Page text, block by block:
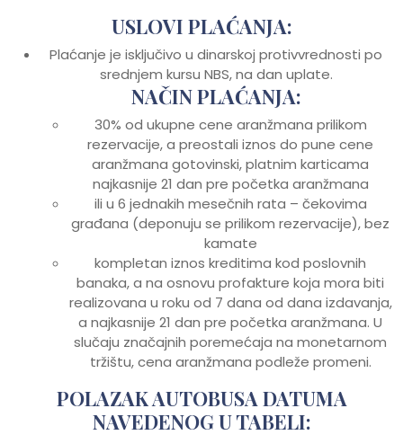
USLOVI PLAĆANJA:
Plaćanje je isključivo u dinarskoj protivvrednosti po
srednjem kursu NBS, na dan uplate.
NAČIN PLAĆANJA:
30% od ukupne cene aranžmana prilikom
rezervacije, a preostali iznos do pune cene
aranžmana gotovinski, platnim karticama
najkasnije 21 dan pre početka aranžmana
ili u 6 jednakih mesečnih rata – čekovima
građana (deponuju se prilikom rezervacije), bez
kamate
kompletan iznos kreditima kod poslovnih
banaka, a na osnovu profakture koja mora biti
realizovana u roku od 7 dana od dana izdavanja,
a najkasnije 21 dan pre početka aranžmana. U
slučaju značajnih poremećaja na monetarnom
tržištu, cena aranžmana podleže promeni.
POLAZAK AUTOBUSA DATUMA
NAVEDENOG U TABELI: